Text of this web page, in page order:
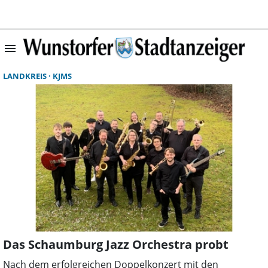
menu
LANDKREIS KJMS
Das Schaumburg Jazz Orchestra probt
Nach dem erfolgreichen Doppelkonzert mit den